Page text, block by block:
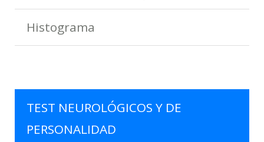
Histograma
TEST NEUROLÓGICOS Y DE
PERSONALIDAD